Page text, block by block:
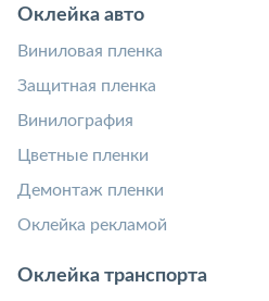
Оклейка авто
Виниловая пленка
Защитная пленка
Винилография
Цветные пленки
Демонтаж пленки
Оклейка рекламой
Оклейка транспорта